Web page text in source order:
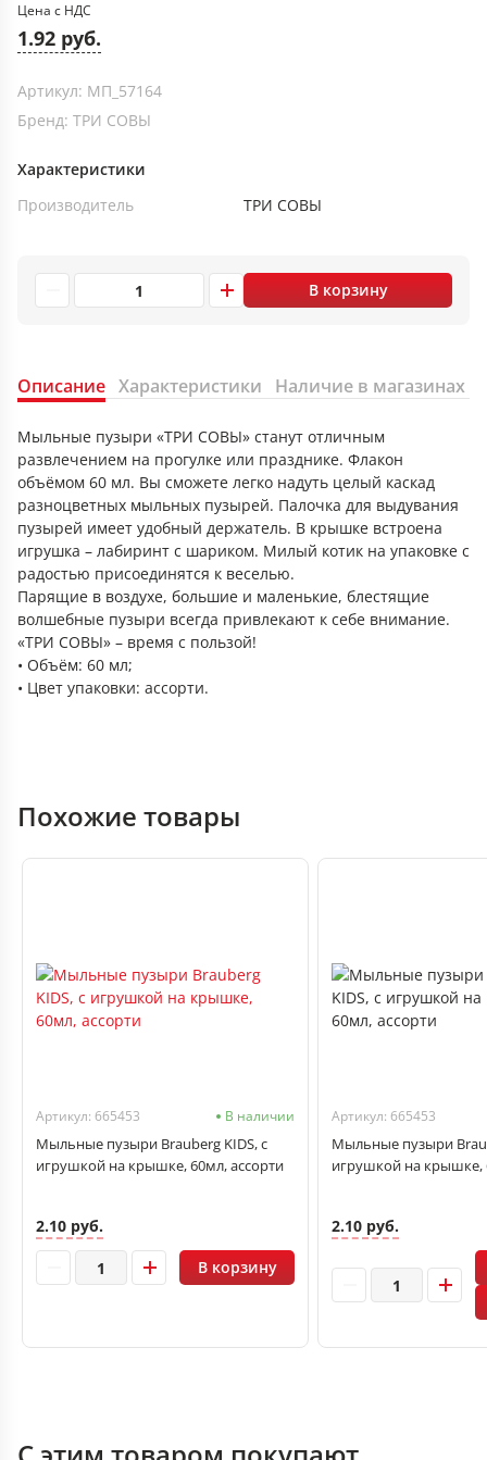
Цена с НДС
1.92 руб.
Артикул: МП_57164
Бренд: ТРИ СОВЫ
Характеристики
Производитель
ТРИ СОВЫ
В корзину
Описание Характеристики Наличие в магазинах
Мыльные пузыри «ТРИ СОВЫ» станут отличным
развлечением на прогулке или празднике. Флакон
объёмом 60 мл. Вы сможете легко надуть целый каскад
разноцветных мыльных пузырей. Палочка для выдувания
пузырей имеет удобный держатель. В крышке встроена
игрушка – лабиринт с шариком. Милый котик на упаковке с
радостью присоединятся к веселью.
Парящие в воздухе, большие и маленькие, блестящие
волшебные пузыри всегда привлекают к себе внимание.
«ТРИ СОВЫ» – время с пользой!
• Объём: 60 мл;
• Цвет упаковки: ассорти.
Похожие товары
Артикул: 665453 В наличии
Мыльные пузыри Brauberg KIDS, с
игрушкой на крышке, 60мл, ассорти
2.10 руб.
В корзину
Артикул: 665453
Мыльные пузыри
игрушкой на крышке,
2.10 руб.